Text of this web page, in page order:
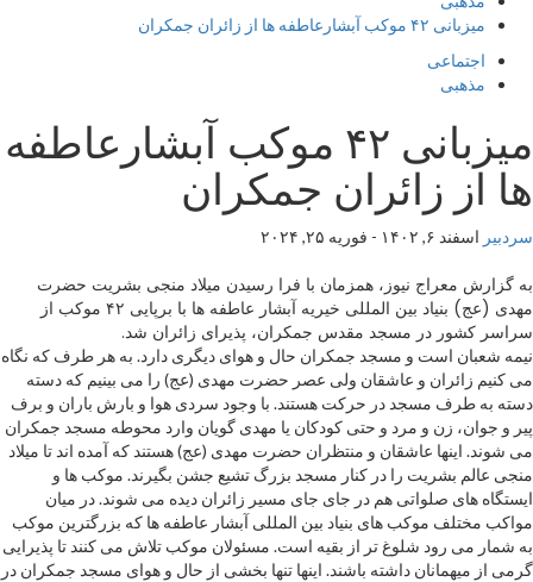
میزبانی ۴۲ موکب آبشارعاطفه ها از زائران جمکران
اجتماعی
مذهبی
میزبانی ۴۲ موکب آبشارعاطفه
ها از زائران جمکران
سردبیر اسفند ۶, ۱۴۰۲ - فوریه ۲۵, ۲۰۲۴
به گزارش معراج نیوز، همزمان با فرا رسیدن میلاد منجی بشریت حضرت
مهدی (عج) بنیاد بین المللی خیریه آبشار عاطفه ها با برپایی ۴۲ موکب از
سراسر کشور در مسجد مقدس جمکران، پذیرای زائران شد.
نیمه شعبان است و مسجد جمکران حال و هوای دیگری دارد. به هر طرف که نگاه
می کنیم زائران و عاشقان ولی عصر حضرت مهدی (عج) را می بینیم که دسته
دسته به طرف مسجد در حرکت هستند. با وجود سردی هوا و بارش باران و برف
پیر و جوان، زن و مرد و حتی کودکان یا مهدی گویان وارد محوطه مسجد جمکران
می شوند. اینها عاشقان و منتظران حضرت مهدی (عج) هستند که آمده اند تا میلاد
منجی عالم بشریت را در کنار مسجد بزرگ تشیع جشن بگیرند. موکب ها و
ایستگاه های صلواتی هم در جای جای مسیر زائران دیده می شوند. در میان
مواکب مختلف موکب های بنیاد بین المللی آبشار عاطفه ها که بزرگترین موکب
به شمار می رود شلوغ تر از بقیه است. مسئولان موکب تلاش می کنند تا پذیرایی
گرمی از میهمانان داشته باشند. اینها تنها بخشی از حال و هوای مسجد جمکران در